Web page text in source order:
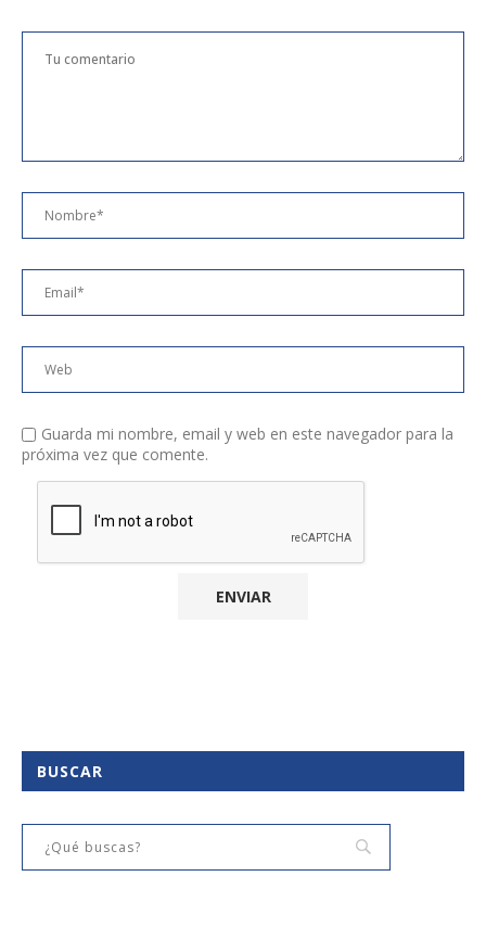
Guarda mi nombre, email y web en este navegador para la
próxima vez que comente.
BUSCAR